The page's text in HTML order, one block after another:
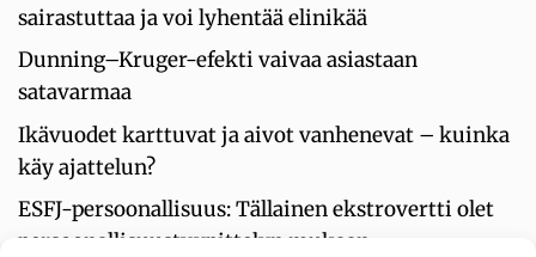
sairastuttaa ja voi lyhentää elinikää
Dunning–Kruger-efekti vaivaa asiastaan
satavarmaa
Ikävuodet karttuvat ja aivot vanhenevat – kuinka
käy ajattelun?
ESFJ-persoonallisuus: Tällainen ekstrovertti olet
persoonallisuustyypittelyn mukaan